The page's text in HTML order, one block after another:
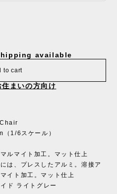
available
to cart
住まいの方向け
1/6スケール）
ルマイト加工。マット仕上
は、プレスしたアルミ。溶接ア
イト加工。マット仕上
ド ライトグレー